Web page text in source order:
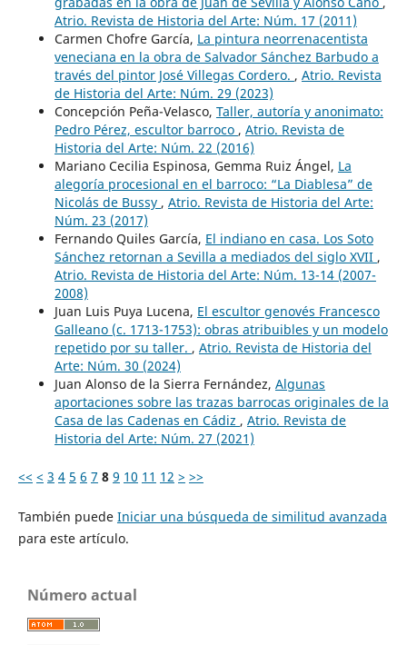
Atrio. Revista de Historia del Arte: Núm. 17 (2011)
Carmen Chofre García, La pintura neorrenacentista
veneciana en la obra de Salvador Sánchez Barbudo a
través del pintor José Villegas Cordero. , Atrio. Revista
de Historia del Arte: Núm. 29 (2023)
Concepción Peña-Velasco, Taller, autoría y anonimato:
Pedro Pérez, escultor barroco , Atrio. Revista de
Historia del Arte: Núm. 22 (2016)
Mariano Cecilia Espinosa, Gemma Ruiz Ángel, La
alegoría procesional en el barroco: “La Diablesa” de
Nicolás de Bussy , Atrio. Revista de Historia del Arte:
Núm. 23 (2017)
Fernando Quiles García, El indiano en casa. Los Soto
Sánchez retornan a Sevilla a mediados del siglo XVII ,
Atrio. Revista de Historia del Arte: Núm. 13-14 (2007-
2008)
Juan Luis Puya Lucena, El escultor genovés Francesco
Galleano (c. 1713-1753): obras atribuibles y un modelo
repetido por su taller. , Atrio. Revista de Historia del
Arte: Núm. 30 (2024)
Juan Alonso de la Sierra Fernández, Algunas
aportaciones sobre las trazas barrocas originales de la
Casa de las Cadenas en Cádiz , Atrio. Revista de
Historia del Arte: Núm. 27 (2021)
<< < 3 4 5 6 7 8 9 10 11 12 > >>
También puede Iniciar una búsqueda de similitud avanzada
para este artículo.
Número actual